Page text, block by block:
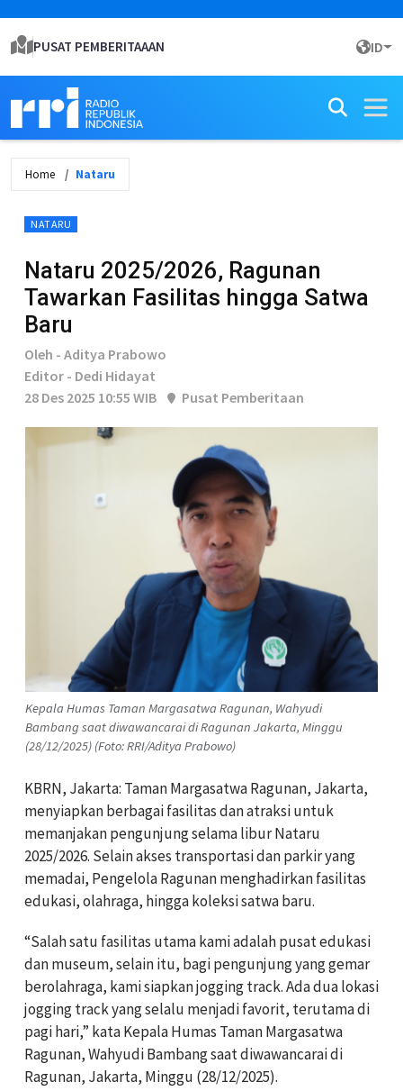
PUSAT PEMBERITAAAN ID
Home Nataru
NATARU
Nataru 2025/2026, Ragunan
Tawarkan Fasilitas hingga Satwa
Baru
Oleh - Aditya Prabowo
Editor - Dedi Hidayat
28 Des 2025 10:55 WIB
Pusat Pemberitaan
Kepala Humas Taman Margasatwa Ragunan, Wahyudi
Bambang saat diwawancarai di Ragunan Jakarta, Minggu
(28/12/2025) (Foto: RRI/Aditya Prabowo)
KBRN, Jakarta: Taman Margasatwa Ragunan, Jakarta,
menyiapkan berbagai fasilitas dan atraksi untuk
memanjakan pengunjung selama libur Nataru
2025/2026. Selain akses transportasi dan parkir yang
memadai, Pengelola Ragunan menghadirkan fasilitas
edukasi, olahraga, hingga koleksi satwa baru.
“Salah satu fasilitas utama kami adalah pusat edukasi
dan museum, selain itu, bagi pengunjung yang gemar
berolahraga, kami siapkan jogging track. Ada dua lokasi
jogging track yang selalu menjadi favorit, terutama di
pagi hari,” kata Kepala Humas Taman Margasatwa
Ragunan, Wahyudi Bambang saat diwawancarai di
Ragunan, Jakarta, Minggu (28/12/2025).